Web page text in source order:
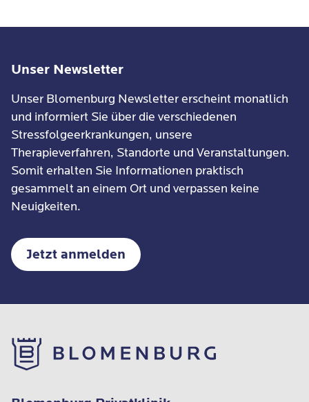
Unser Newsletter
Unser Blomenburg Newsletter erscheint monatlich
und informiert Sie über die verschiedenen
Stressfolgeerkrankungen, unsere
Therapieverfahren, Standorte und Veranstaltungen.
Somit erhalten Sie Informationen praktisch
gesammelt an einem Ort und verpassen keine
Neuigkeiten.
Jetzt anmelden